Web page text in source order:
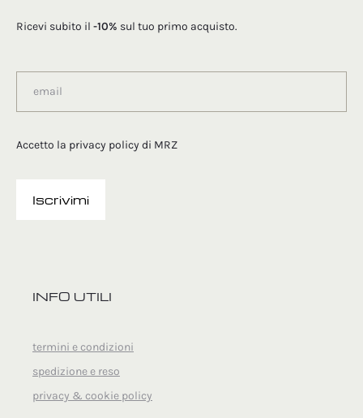
Ricevi subito il -10% sul tuo primo acquisto.
Accetto la privacy policy di MRZ
INFO UTILI
termini e condizioni
spedizione e reso
privacy & cookie policy